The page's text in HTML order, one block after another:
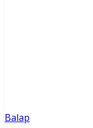
Balap